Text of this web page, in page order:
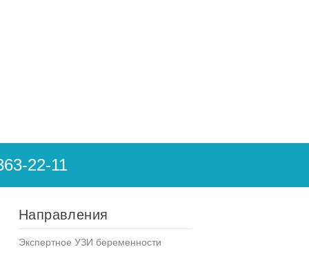
22-11
Направления
Экспертное УЗИ беременности